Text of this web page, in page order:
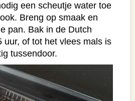
een scheutje water toe
Breng op smaak en
pan. Bak in de Dutch
uur, of tot het vlees mals is
tussendoor.